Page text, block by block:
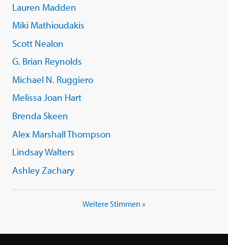
Lauren Madden
Miki Mathioudakis
Scott Nealon
G. Brian Reynolds
Michael N. Ruggiero
Melissa Joan Hart
Brenda Skeen
Alex Marshall Thompson
Lindsay Walters
Ashley Zachary
Weitere Stimmen »